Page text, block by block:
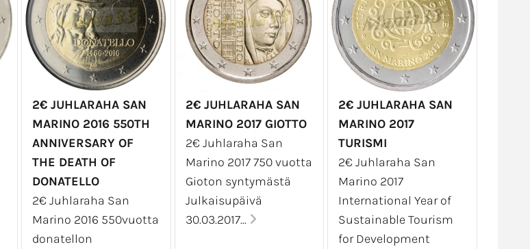
2€ JUHLARAHA SAN
MARINO 2016 550TH
ANNIVERSARY OF
THE DEATH OF
DONATELLO
2€ Juhlaraha San
Marino 2016 550vuotta
donatellon
2€ JUHLARAHA SAN
MARINO 2017 GIOTTO
2€ Juhlaraha San
Marino 2017 750 vuotta
Gioton syntymästä
Julkaisupäivä
30.03.2017...
2€ JUHLARAHA SAN
MARINO 2017
TURISMI
2€ Juhlaraha San
Marino 2017
International Year of
Sustainable Tourism
for Development